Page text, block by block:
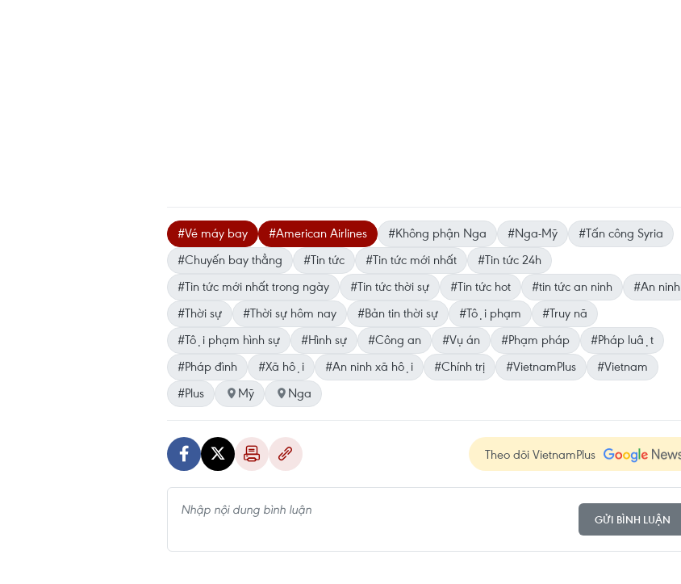
#Vé máy bay #American Airlines #Không phận Nga #Nga-Mỹ
#Tấn công Syria
#Chuyến bay thẳng
#Tin tức #Tin tức mới nhất
#Tin tức 24h
#Tin tức mới nhất trong ngày
#Tin tức thời sự #Tin tức hot #tin tức an ninh
#An ninh
#Thời sự
#Thời sự hôm nay #Bản tin thời sự #Tội phạm
#Truy nã
#Tội phạm hình sự
#Hình sự #Công an #Vụ án #Phạm pháp
#Pháp luật
#Pháp đình
#Xã hội #An ninh xã hội #Chính trị #VietnamPlus
#Vietnam
#Plus
Mỹ Nga
Theo dõi VietnamPlus
GỬI BÌNH LUẬN